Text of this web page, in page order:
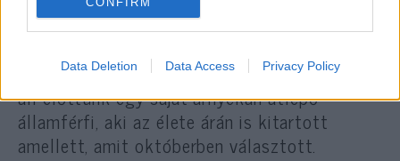
Data Deletion Data Access Privacy Policy
moszkovita komcsi volt! Vagy megengedjük
megközelítés luxusát, akkor pedig máris ott
áll előttünk egy saját árnyékán átlépő
államférfi, aki az élete árán is kitartott
amellett, amit októberben választott.